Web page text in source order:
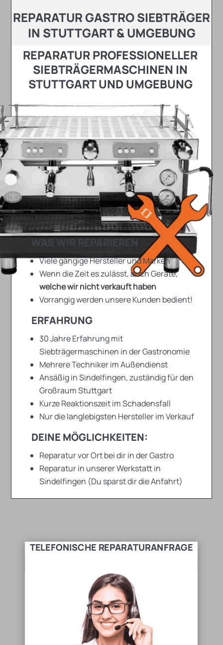
REPARATUR GASTRO SIEBTRÄGER
IN STUTTGART & UMGEBUNG
REPARATUR PROFESSIONELLER
SIEBTRÄGERMASCHINEN IN
STUTTGART UND UMGEBUNG
WAS WIR REPARIEREN
Viele gängige Hersteller und Marken
Wenn die Zeit es zulässt, auch Geräte,
welche wir nicht verkauft haben
Vorrangig werden unsere Kunden bedient!
ERFAHRUNG
30 Jahre Erfahrung mit
Siebträgermaschinen in der Gastronomie
Mehrere Techniker im Außendienst
Ansäßig in Sindelfingen, zuständig für den
Großraum Stuttgart
Kurze Reaktionszeit im Schadensfall
Nur die langlebigsten Hersteller im Verkauf
DEINE MÖGLICHKEITEN:
Reparatur vor Ort bei dir in der Gastro
Reparatur in unserer Werkstatt in
Sindelfingen (Du sparst dir die Anfahrt)
TELEFONISCHE REPARATURANFRAGE